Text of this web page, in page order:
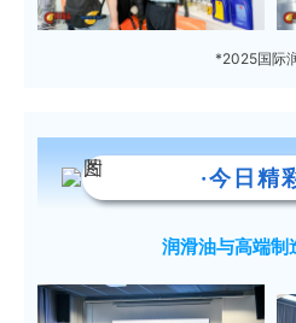
*2025国际
·今日精
润滑油与高端制